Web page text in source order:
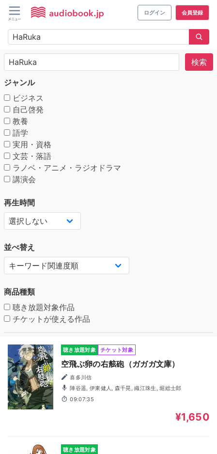
ログイン 会員登録
検索
ジャンル
ビジネス
自己啓発
教養
語学
実用・資格
文芸・落語
ラノベ・アニメ・ラジオドラマ
講演会
再生時間
並べ替え
商品種類
聴き放題対象作品
チケットが使える作品
聴き放題対象 チケット対象
空飛ぶ卵の右舷砲（ガガガ文庫）
喜多川信
陣谷遥, 伊東健人, 森千晃, 織江珠生, 堀総士郎
09:07:35
¥1,650
聴き放題対象